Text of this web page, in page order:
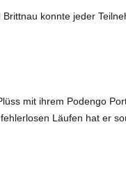
konnte jeder
mit ihrem Podengo
Läufen hat er